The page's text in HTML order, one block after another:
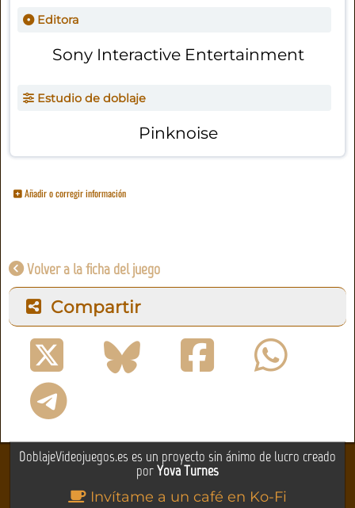
Editora
Sony Interactive Entertainment
Estudio de doblaje
Pinknoise
Añadir o corregir información
Volver a la ficha del juego
Compartir
DoblajeVideojuegos.es es un proyecto sin ánimo de lucro creado
porYova Turnes
Invítame a un café en Ko-Fi